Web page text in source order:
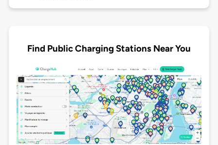
Find Public Charging Stations Near You